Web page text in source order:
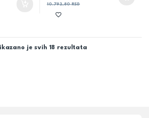
10.792,80RSD
je svih 18 rezultata